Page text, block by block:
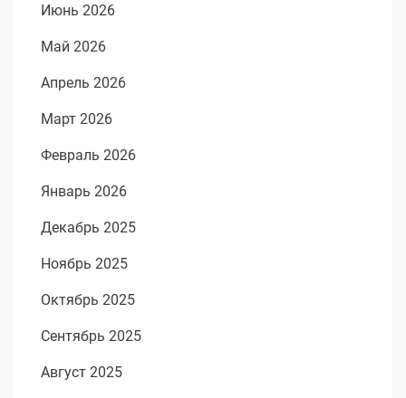
Июнь 2026
Май 2026
Апрель 2026
Март 2026
Февраль 2026
Январь 2026
Декабрь 2025
Ноябрь 2025
Октябрь 2025
Сентябрь 2025
Август 2025